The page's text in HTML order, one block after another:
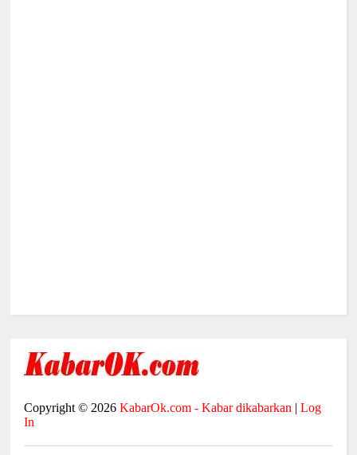
Copyright © 2026KabarOk.com - Kabar dikabarkan |Log
In